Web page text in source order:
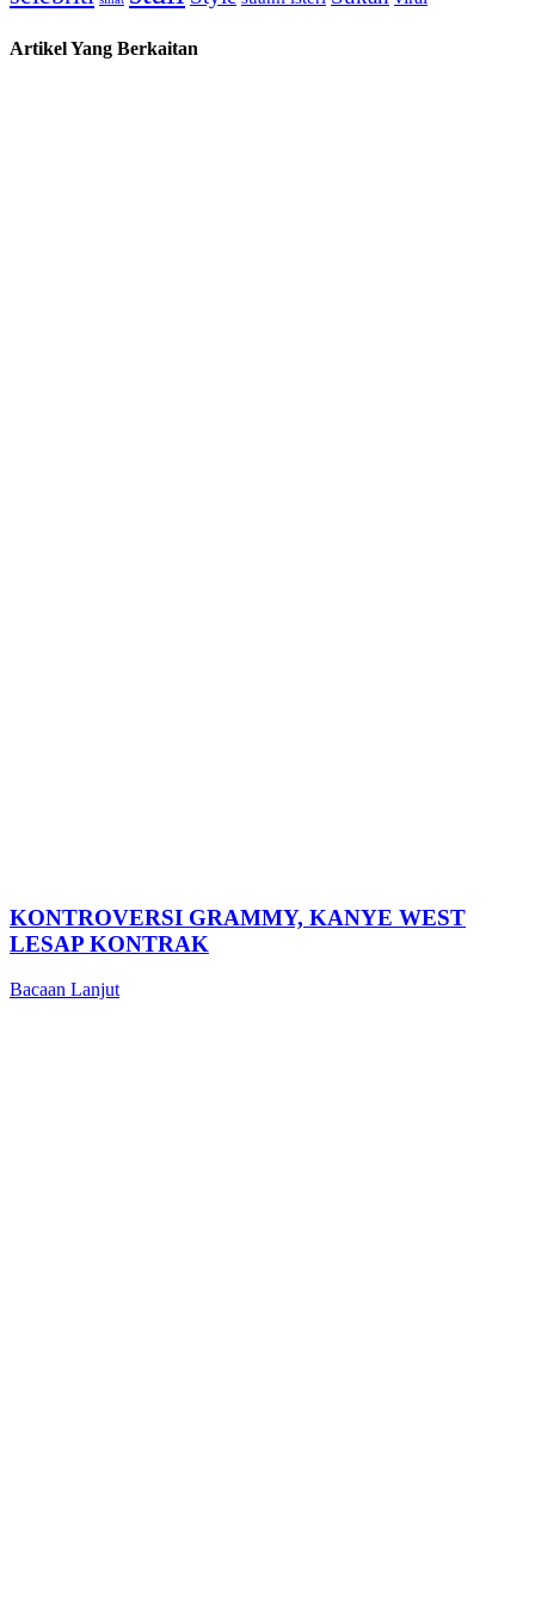
Artikel Yang Berkaitan
KONTROVERSI GRAMMY, KANYE WEST
LESAP KONTRAK
Bacaan Lanjut